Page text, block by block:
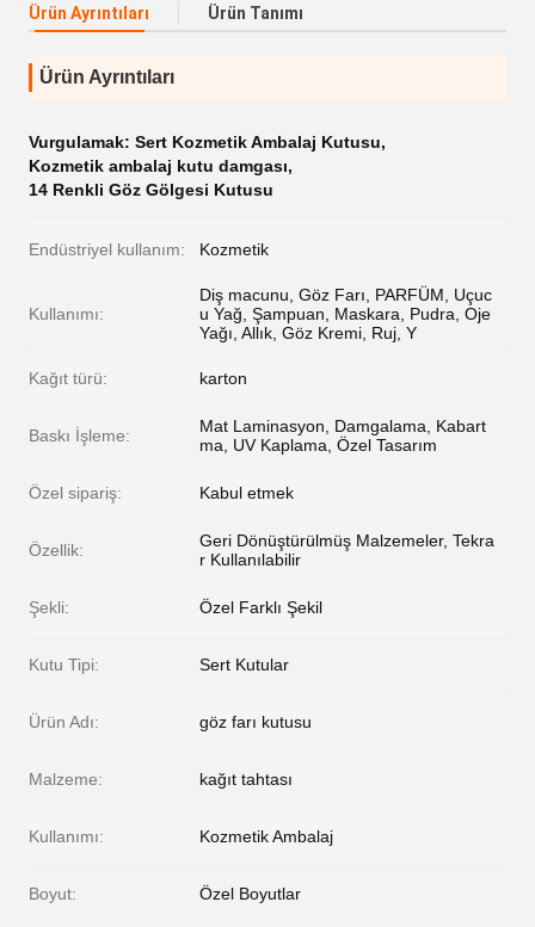
Ürün Ayrıntıları Ürün Tanımı
Ürün Ayrıntıları
Vurgulamak: Sert Kozmetik Ambalaj Kutusu,
Kozmetik ambalaj kutu damgası,
14 Renkli Göz Gölgesi Kutusu
Endüstriyel kullanım: Kozmetik
Kullanımı:
Diş macunu, Göz Farı, PARFÜM, Uçuc
u Yağ, Şampuan, Maskara, Pudra, Oje
Yağı, Allık, Göz Kremi, Ruj, Y
Kağıt türü: karton
Baskı İşleme:
Mat Laminasyon, Damgalama, Kabart
ma, UV Kaplama, Özel Tasarım
Özel sipariş: Kabul etmek
Özellik:
Geri Dönüştürülmüş Malzemeler, Tekra
r Kullanılabilir
Şekli: Özel Farklı Şekil
Kutu Tipi: Sert Kutular
Ürün Adı: göz farı kutusu
Malzeme: kağıt tahtası
Kullanımı: Kozmetik Ambalaj
Boyut: Özel Boyutlar